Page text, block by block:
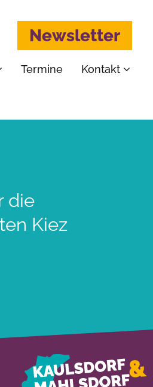
Termine Kontakt
Newsletter
die
Kiez